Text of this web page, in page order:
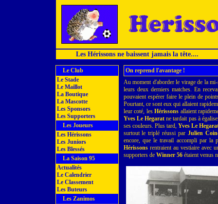
Les Hérissons ne baissent jamais la tête....
Le Club
Le Stade
Le Maillot
La Boutique
La Mascotte
Les Sponsors
Les Supporters
Les Joueurs
Les Hérissons
Les Juniors
Les Blessés
La Saison 95
Actualités
Le Calendrier
Le Classement
Les Buteurs
Les Zanimos
On reprend l'avantage !
Au moment d'aborder le virage de la
leurs deux derniers matches. En
pouvaient espérer faire le plein de
Pourtant, ce sont eux qui allaient
leur coté, les Hérissons allaient
Yves Le Hegaratne tardait pas à
ses couleurs. Plus tard, Yves Le
surtout le triplé réussi par Julien
encore, que le travail accompli par la
Hérissonsrentraient au vestiaire avec
supporters de Winner 56étaient venus